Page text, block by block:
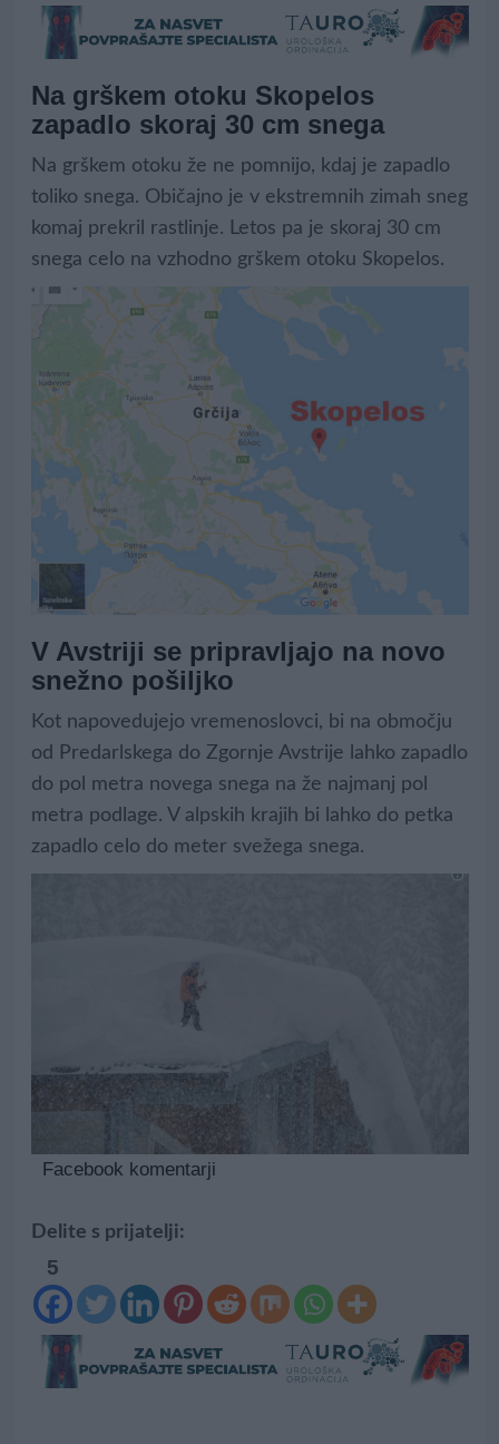
Na grškem otoku Skopelos
zapadlo skoraj 30 cm snega
Na grškem otoku že ne pomnijo, kdaj je zapadlo
toliko snega. Običajno je v ekstremnih zimah sneg
komaj prekril rastlinje. Letos pa je skoraj 30 cm
snega celo na vzhodno grškem otoku Skopelos.
V Avstriji se pripravljajo na novo
snežno pošiljko
Kot napovedujejo vremenoslovci, bi na območju
od Predarlskega do Zgornje Avstrije lahko zapadlo
do pol metra novega snega na že najmanj pol
metra podlage. V alpskih krajih bi lahko do petka
zapadlo celo do meter svežega snega.
Facebook komentarji
Delite s prijatelji:
5